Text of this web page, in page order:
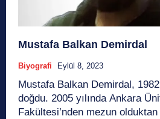
Mustafa Balkan Demirdal
Biyografi Eylül 8, 2023
Mustafa Balkan Demirdal, 1982
doğdu. 2005 yılında Ankara
Fakültesi’nden mezun